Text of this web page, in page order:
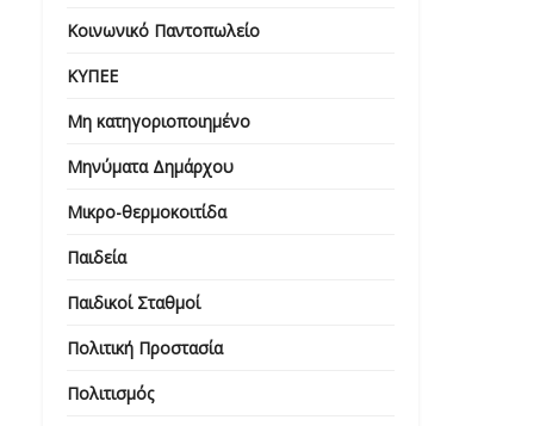
Κοινωνικό Παντοπωλείο
ΚΥΠΕΕ
Μη κατηγοριοποιημένο
Μηνύματα Δημάρχου
Μικρο-θερμοκοιτίδα
Παιδεία
Παιδικοί Σταθμοί
Πολιτική Προστασία
Πολιτισμός